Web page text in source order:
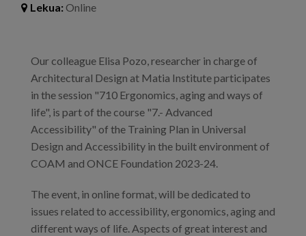
Lekua:Online
Our colleague Elisa Pozo, researcher in charge of
Architectural Design at Matia Institute participates
in the session "710 Ergonomics, aging and ways of
life", is part of the course "7.- Advanced
Accessibility" of the Training Plan in Universal
Design and Accessibility in the built environment of
COAM and ONCE Foundation 2023-24.
The event, in online format, will be dedicated to
issues related to accessibility, ergonomics, aging and
different ways of life. Aspects of great interest and